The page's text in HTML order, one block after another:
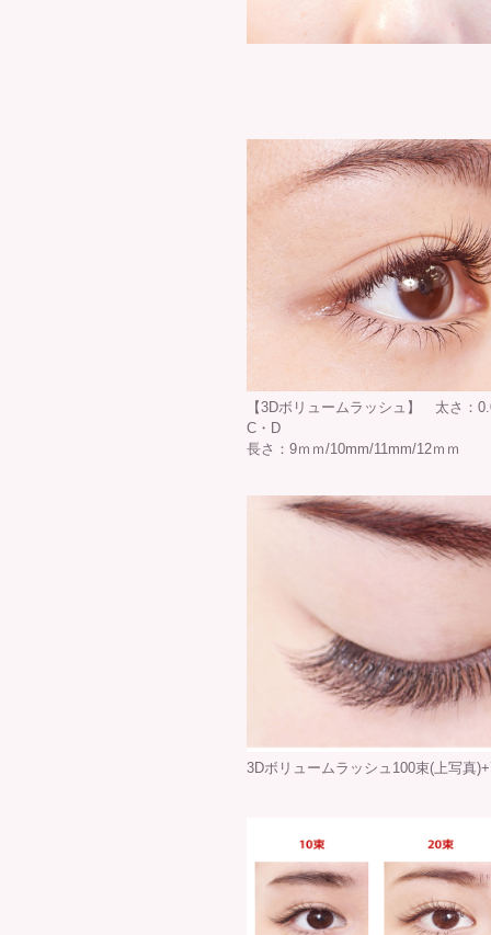
【3Dボリュームラッシュ】 太さ：
C・D
長さ：9ｍｍ/10mm/11mm/12ｍｍ
3Dボリュームラッシュ100束(上写真